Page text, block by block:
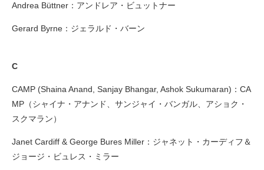
Andrea Büttner：アンドレア・ビュットナー
Gerard Byrne：ジェラルド・バーン
C
CAMP (Shaina Anand, Sanjay Bhangar, Ashok Sukumaran)：CA
MP（シャイナ・アナンド、サンジャイ・バンガル、アショク・
スクマラン）
Janet Cardiff & George Bures Miller：ジャネット・カーディフ＆
ジョージ・ビュレス・ミラー